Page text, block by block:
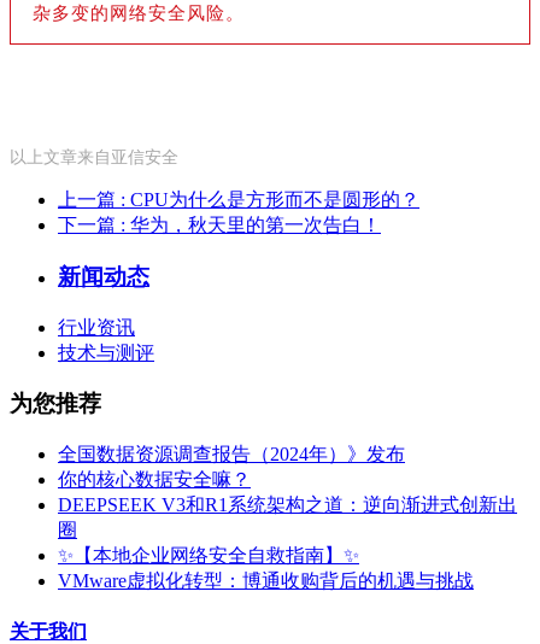
杂多变的网络安全风险。
以上文章来自亚信安全
上一篇 : CPU为什么是方形而不是圆形的？
下一篇 : 华为，秋天里的第一次告白！
新闻动态
行业资讯
技术与测评
为您推荐
全国数据资源调查报告（2024年）》发布
你的核心数据安全嘛？
DEEPSEEK V3和R1系统架构之道：逆向渐进式创新出
圈
✨【本地企业网络安全自救指南】✨
VMware虚拟化转型：博通收购背后的机遇与挑战
关于我们